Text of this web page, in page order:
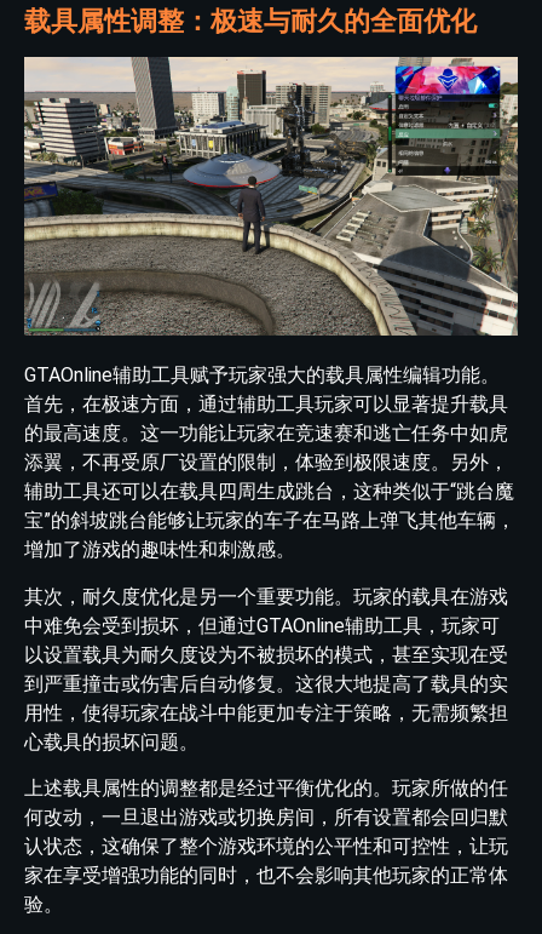
载具属性调整：极速与耐久的全面优化
GTAOnline辅助工具赋予玩家强大的载具属性编辑功能。
首先，在极速方面，通过辅助工具玩家可以显著提升载具
的最高速度。这一功能让玩家在竞速赛和逃亡任务中如虎
添翼，不再受原厂设置的限制，体验到极限速度。另外，
辅助工具还可以在载具四周生成跳台，这种类似于“跳台魔
宝”的斜坡跳台能够让玩家的车子在马路上弹飞其他车辆，
增加了游戏的趣味性和刺激感。
其次，耐久度优化是另一个重要功能。玩家的载具在游戏
中难免会受到损坏，但通过GTAOnline辅助工具，玩家可
以设置载具为耐久度设为不被损坏的模式，甚至实现在受
到严重撞击或伤害后自动修复。这很大地提高了载具的实
用性，使得玩家在战斗中能更加专注于策略，无需频繁担
心载具的损坏问题。
上述载具属性的调整都是经过平衡优化的。玩家所做的任
何改动，一旦退出游戏或切换房间，所有设置都会回归默
认状态，这确保了整个游戏环境的公平性和可控性，让玩
家在享受增强功能的同时，也不会影响其他玩家的正常体
验。